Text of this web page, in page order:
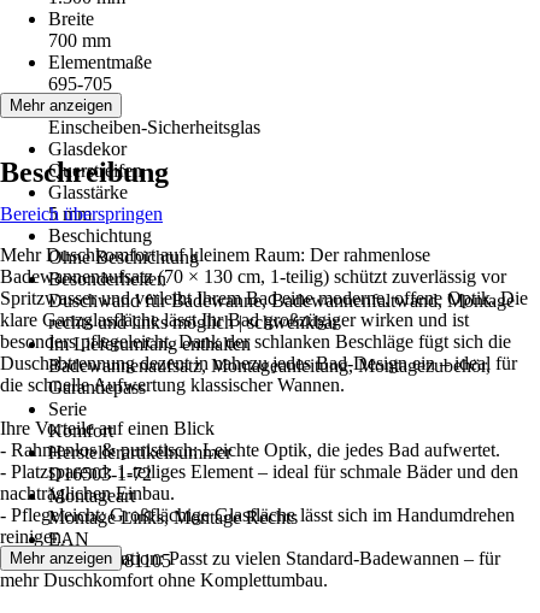
Breite
700 mm
Elementmaße
695-705
Glasart
Einscheiben-Sicherheitsglas
Glasdekor
Querstreifen
Glasstärke
5 mm
Beschichtung
Ohne Beschichtung
Besonderheiten
Duschwand für Badewanne, Badewannenfaltwand, Montage
rechts und links möglich | schwenkbar
Im Lieferumfang enthalten
Badewannenaufsatz, Montageanleitung, Montagezubehör,
Garantiepass
Serie
Komfort
Herstellerartikelnummer
D16503-1-72
Montageart
Montage Links, Montage Rechts
EAN
4061164981105
Mehr anzeigen
Beschreibung
Bereich überspringen
Mehr Duschkomfort auf kleinem Raum: Der rahmenlose
Badewannenaufsatz (70 × 130 cm, 1-teilig) schützt zuverlässig vor
Spritzwasser und verleiht Ihrem Bad eine moderne, offene Optik. Die
klare Ganzglasfläche lässt Ihr Bad großzügiger wirken und ist
besonders pflegeleicht. Dank der schlanken Beschläge fügt sich die
Duschabtrennung dezent in nahezu jedes Bad-Design ein – ideal für
die schnelle Aufwertung klassischer Wannen.
Ihre Vorteile auf einen Blick
- Rahmenlos & puristisch: Leichte Optik, die jedes Bad aufwertet.
- Platzsparend: 1-teiliges Element – ideal für schmale Bäder und den
nachträglichen Einbau.
- Pflegeleicht: Großflächige Glasfläche lässt sich im Handumdrehen
reinigen.
- Flexible Integration: Passt zu vielen Standard-Badewannen – für
mehr Duschkomfort ohne Komplettumbau.
Mehr anzeigen